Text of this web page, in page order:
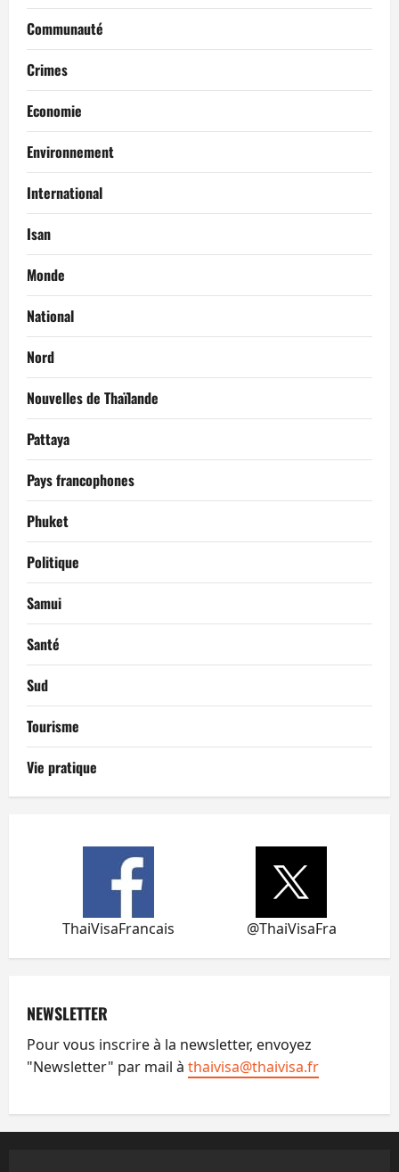
Communauté
Crimes
Economie
Environnement
International
Isan
Monde
National
Nord
Nouvelles de Thaïlande
Pattaya
Pays francophones
Phuket
Politique
Samui
Santé
Sud
Tourisme
Vie pratique
ThaiVisaFrancais @ThaiVisaFra
NEWSLETTER
Pour vous inscrire à la newsletter, envoyez
"Newsletter" par mail à thaivisa@thaivisa.fr